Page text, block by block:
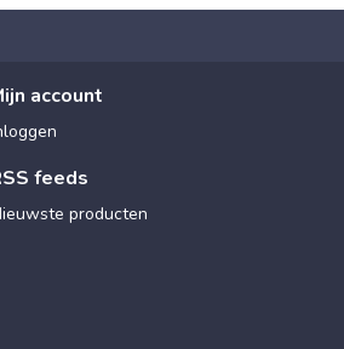
account
feeds
producten